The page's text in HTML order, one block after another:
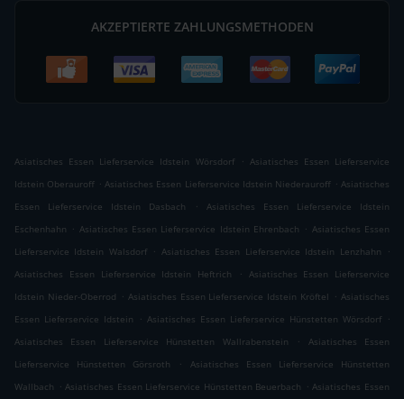
AKZEPTIERTE ZAHLUNGSMETHODEN
Asiatisches Essen Lieferservice Idstein Wörsdorf . Asiatisches Essen Lieferservice
Idstein Oberauroff . Asiatisches Essen Lieferservice Idstein Niederauroff . Asiatisches
Essen Lieferservice Idstein Dasbach
.
Asiatisches Essen Lieferservice Idstein
Eschenhahn . Asiatisches Essen Lieferservice Idstein Ehrenbach . Asiatisches Essen
Lieferservice Idstein Walsdorf . Asiatisches Essen Lieferservice Idstein Lenzhahn
.
Asiatisches Essen Lieferservice Idstein Heftrich
. Asiatisches Essen Lieferservice
Idstein Nieder-Oberrod . Asiatisches Essen Lieferservice Idstein Kröftel . Asiatisches
Essen Lieferservice Idstein
. Asiatisches Essen Lieferservice Hünstetten Wörsdorf .
Asiatisches Essen Lieferservice Hünstetten Wallrabenstein
.
Asiatisches Essen
Lieferservice Hünstetten Görsroth
.
Asiatisches Essen Lieferservice Hünstetten
Wallbach . Asiatisches Essen Lieferservice Hünstetten Beuerbach . Asiatisches Essen